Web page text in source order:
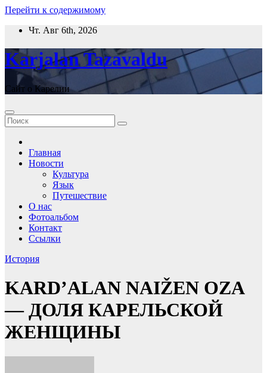
Перейти к содержимому
Чт. Авг 6th, 2026
Karjalan Tazavaldu
Сайт о Карелии
Главная
Новости
Культура
Язык
Путешествие
О нас
Фотоальбом
Контакт
Ссылки
История
KARD’ALAN NAIŽEN OZA
— ДОЛЯ КАРЕЛЬСКОЙ
ЖЕНЩИНЫ